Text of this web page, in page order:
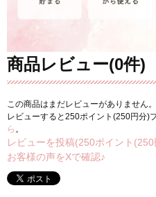
商品レビュー(0件)
この商品はまだレビューがありません。
レビューすると250ポイント(250円分)
ら 。
レビューを投稿(250ポイント
お客様の声をXで確認♪